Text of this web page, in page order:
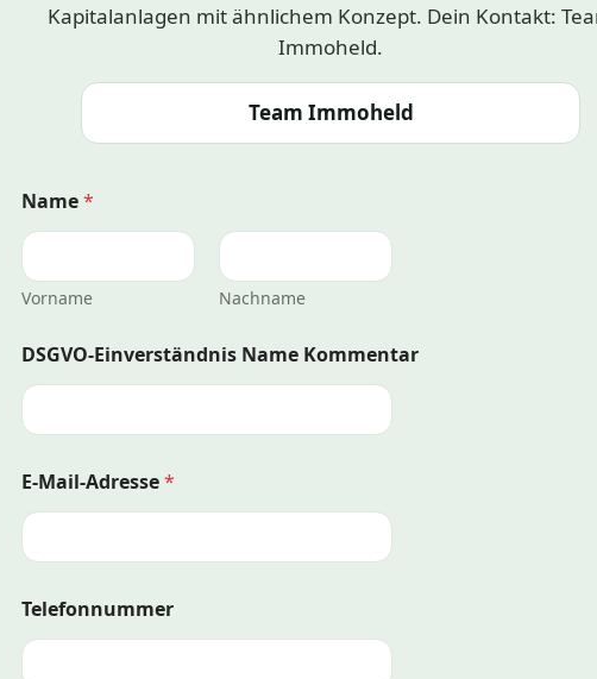
Kapitalanlagen mit ähnlichem Konzept. Dein Kontakt:
Immoheld.
Team Immoheld
Name*
Vorname Nachname
DSGVO-Einverständnis Name Kommentar
E-Mail-Adresse*
Telefonnummer